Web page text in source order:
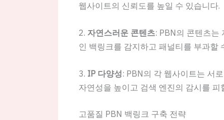
웹사이트의 신뢰도를 높일 수 있습니다.
2. 자연스러운 콘텐츠: PBN의 콘텐츠는
인 백링크를 감지하고 패널티를 부과할
3. IP 다양성: PBN의 각 웹사이트는 서
자연성을 높이고 검색 엔진의 감시를 피
고품질 PBN 백링크 구축 전략